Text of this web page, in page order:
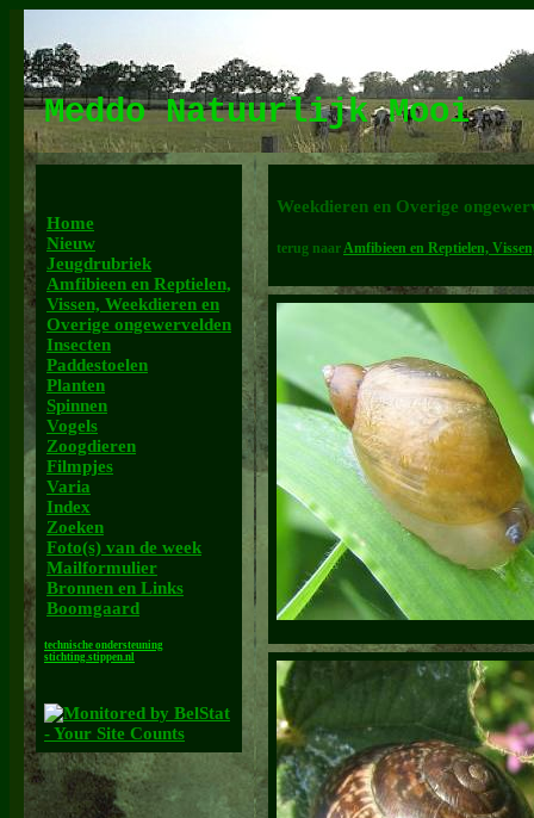
Meddo Natuurlijk Mooi
Home
Nieuw
Jeugdrubriek
Amfibieen en Reptielen,
Vissen, Weekdieren en
Overige ongewervelden
Insecten
Paddestoelen
Planten
Spinnen
Vogels
Zoogdieren
Filmpjes
Varia
Index
Zoeken
Foto(s) van de week
Mailformulier
Bronnen en Links
Boomgaard
technische ondersteuning
stichting.stippen.nl
Weekdieren en Overige
terug naarAmfibieen en Reptielen,